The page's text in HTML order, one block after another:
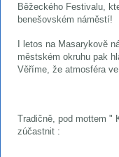
Běžeckého Festivalu,
benešovském náměstí!
I letos na Masarykově
městském okruhu pak
Věříme, že atmosféra
Tradičně, pod mottem "
zúčastnit :